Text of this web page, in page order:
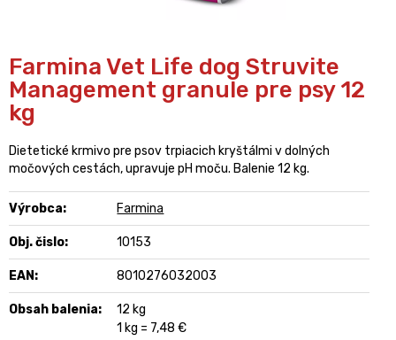
Farmina Vet Life dog Struvite
Management granule pre psy 12
kg
Dietetické krmivo pre psov trpiacich kryštálmi v dolných
močových cestách, upravuje pH moču. Balenie 12 kg.
Výrobca: Farmina
Obj. čislo: 10153
EAN: 8010276032003
Obsah balenia:
12 kg
1 kg = 7,48 €